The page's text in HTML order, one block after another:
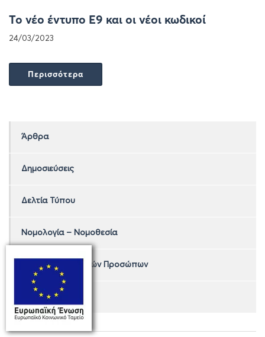
Το νέο έντυπο Ε9 και οι νέοι κωδικοί
24/03/2023
Περισσότερα
Άρθρα
Δημοσιεύσεις
Δελτία Τύπου
Νομολογία – Νομοθεσία
Φορολογία Φυσικών Προσώπων
Tax Alert